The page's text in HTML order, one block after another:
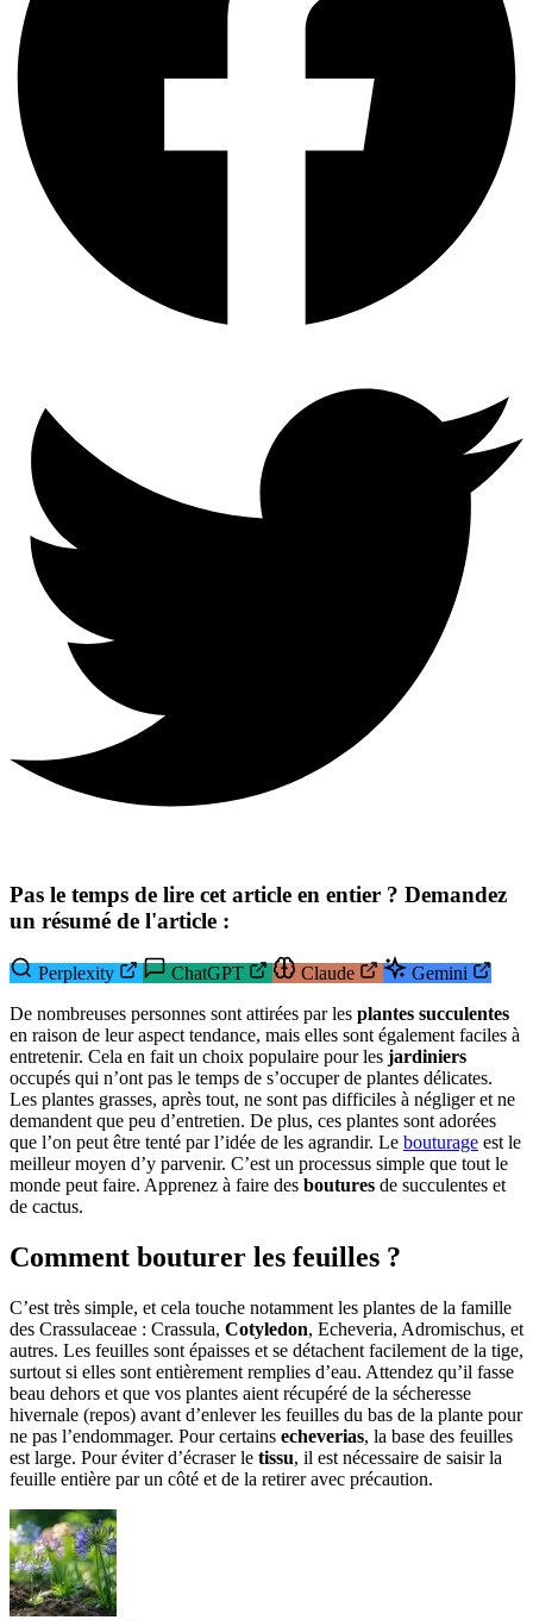
Pas le temps de lire cet article en entier ? Demandez
un résumé de l'article :
Perplexity ChatGPT Claude
Gemini
De nombreuses personnes sont attirées par les plantes succulentes
en raison de leur aspect tendance, mais elles sont également faciles à
entretenir. Cela en fait un choix populaire pour les jardiniers
occupés qui n’ont pas le temps de s’occuper de plantes délicates.
Les plantes grasses, après tout, ne sont pas difficiles à négliger et ne
demandent que peu d’entretien. De plus, ces plantes sont adorées
que l’on peut être tenté par l’idée de les agrandir. Le bouturage est le
meilleur moyen d’y parvenir. C’est un processus simple que tout le
monde peut faire. Apprenez à faire des boutures de succulentes et
de cactus.
Comment bouturer les feuilles ?
C’est très simple, et cela touche notamment les plantes de la famille
des Crassulaceae : Crassula, Cotyledon, Echeveria, Adromischus, et
autres. Les feuilles sont épaisses et se détachent facilement de la tige,
surtout si elles sont entièrement remplies d’eau. Attendez qu’il fasse
beau dehors et que vos plantes aient récupéré de la sécheresse
hivernale (repos) avant d’enlever les feuilles du bas de la plante pour
ne pas l’endommager. Pour certains echeverias, la base des feuilles
est large. Pour éviter d’écraser le tissu, il est nécessaire de saisir la
feuille entière par un côté et de la retirer avec précaution.